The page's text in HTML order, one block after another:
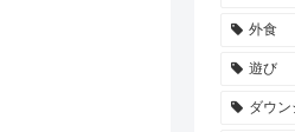
外食
遊び
ダウン